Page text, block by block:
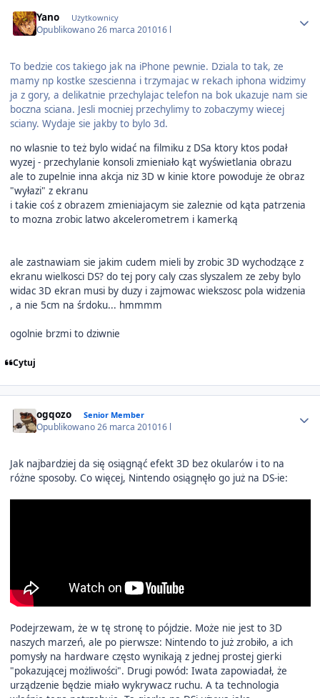
Yano Użytkownicy
Opublikowano26 marca 201016 l
To bedzie cos takiego jak na iPhone pewnie. Dziala to tak, ze
mamy np kostke szescienna i trzymajac w rekach iphona widzimy
ja z gory, a delikatnie przechylajac telefon na bok ukazuje nam sie
boczna sciana. Jesli mocniej przechylimy to zobaczymy wiecej
sciany. Wydaje sie jakby to bylo 3d.
no wlasnie to też bylo widać na filmiku z DSa ktory ktos podał
wyzej - przechylanie konsoli zmieniało kąt wyświetlania obrazu
ale to zupelnie inna akcja niz 3D w kinie ktore powoduje że obraz
"wyłazi" z ekranu
i takie coś z obrazem zmieniajacym sie zaleznie od kąta patrzenia
to mozna zrobic latwo akcelerometrem i kamerką
ale zastnawiam sie jakim cudem mieli by zrobic 3D wychodzące z
ekranu wielkosci DS? do tej pory caly czas slyszalem ze zeby bylo
widac 3D ekran musi by duzy i zajmowac wiekszosc pola widzenia
, a nie 5cm na śrdoku... hmmmm
ogolnie brzmi to dziwnie
Cytuj
ogqozo Senior Member
Opublikowano26 marca 201016 l
Jak najbardziej da się osiągnąć efekt 3D bez okularów i to na
różne sposoby. Co więcej, Nintendo osiągnęło go już na DS-ie:
Podejrzewam, że w tę stronę to pójdzie. Może nie jest to 3D
naszych marzeń, ale po pierwsze: Nintendo to już zrobiło, a ich
pomysły na hardware często wynikają z jednej prostej gierki
"pokazującej możliwości". Drugi powód: Iwata zapowiadał, że
urządzenie będzie miało wykrywacz ruchu. A ta technologia